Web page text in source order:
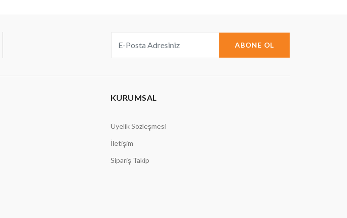
ABONE OL
KURUMSAL
Üyelik Sözleşmesi
İletişim
Sipariş Takip